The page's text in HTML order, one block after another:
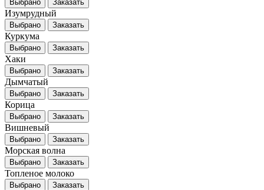
Выбрано Заказать
Изумрудный
Выбрано Заказать
Куркума
Выбрано Заказать
Хаки
Выбрано Заказать
Дымчатый
Выбрано Заказать
Корица
Выбрано Заказать
Вишневый
Выбрано Заказать
Морская волна
Выбрано Заказать
Топленое молоко
Выбрано Заказать